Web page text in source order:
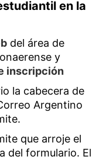
en la
del área de
y
inscripción
la cabecera de
Argentino
que arroje el
del formulario. El